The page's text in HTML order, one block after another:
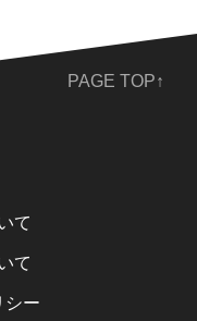
て
て
シー
PAGE TOP↑